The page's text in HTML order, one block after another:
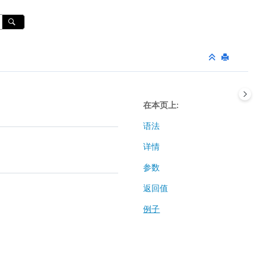
在本页上
语法
详情
参数
返回值
例子